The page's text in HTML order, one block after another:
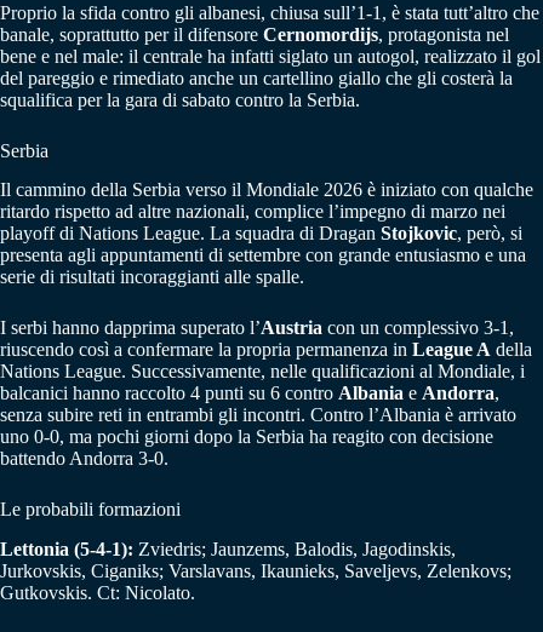
Proprio la sfida contro gli albanesi, chiusa sull’1-1, è stata tutt’altro che
banale, soprattutto per il difensore Cernomordijs, protagonista nel
bene e nel male: il centrale ha infatti siglato un autogol, realizzato il gol
del pareggio e rimediato anche un cartellino giallo che gli costerà la
squalifica per la gara di sabato contro la Serbia.
Serbia
Il cammino della Serbia verso il Mondiale 2026 è iniziato con qualche
ritardo rispetto ad altre nazionali, complice l’impegno di marzo nei
playoff di Nations League. La squadra di Dragan Stojkovic, però, si
presenta agli appuntamenti di settembre con grande entusiasmo e una
serie di risultati incoraggianti alle spalle.
I serbi hanno dapprima superato l’Austria con un complessivo 3-1,
riuscendo così a confermare la propria permanenza in League A della
Nations League. Successivamente, nelle qualificazioni al Mondiale, i
balcanici hanno raccolto 4 punti su 6 contro Albania e Andorra,
senza subire reti in entrambi gli incontri. Contro l’Albania è arrivato
uno 0-0, ma pochi giorni dopo la Serbia ha reagito con decisione
battendo Andorra 3-0.
Le probabili formazioni
Lettonia (5-4-1): Zviedris; Jaunzems, Balodis, Jagodinskis,
Jurkovskis, Ciganiks; Varslavans, Ikaunieks, Saveljevs, Zelenkovs;
Gutkovskis. Ct: Nicolato.